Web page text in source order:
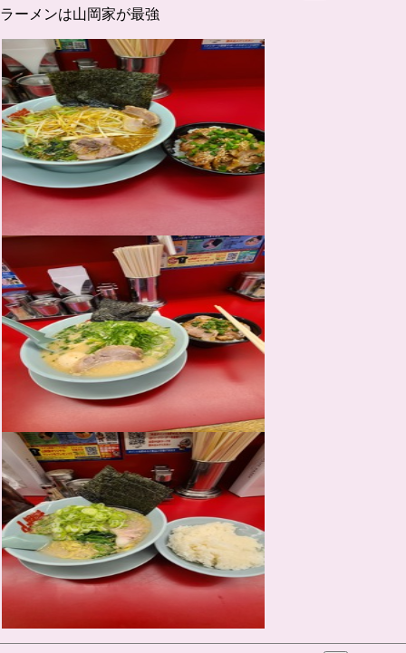
ラーメンは山岡家が最強